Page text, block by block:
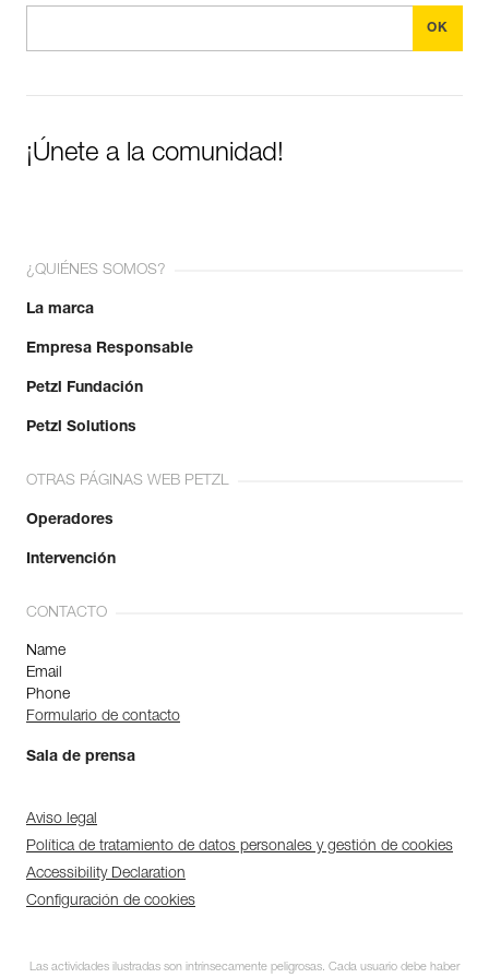
¡Únete a la comunidad!
¿QUIÉNES SOMOS?
La marca
Empresa Responsable
Petzl Fundación
Petzl Solutions
OTRAS PÁGINAS WEB PETZL
Operadores
Intervención
CONTACTO
Name
Email
Phone
Formulario de contacto
Sala de prensa
Aviso legal
Política de tratamiento de datos personales y gestión de cookies
Accessibility Declaration
Configuración de cookies
Las actividades ilustradas son intrínsecamente peligrosas. Cada usuario debe haber